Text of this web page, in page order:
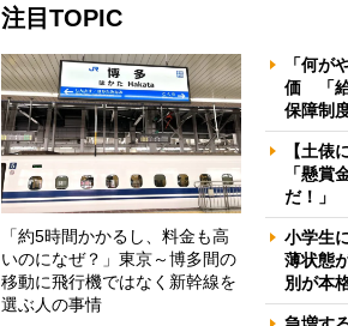
注目TOPIC
「約5時間かかるし、料金も高
いのになぜ？」東京～博多間の
移動に飛行機ではなく新幹線を
選ぶ人の事情
「何が
価 「給
保障制
【土俵
「懸賞
だ！」
小学生
薄状態
別が本